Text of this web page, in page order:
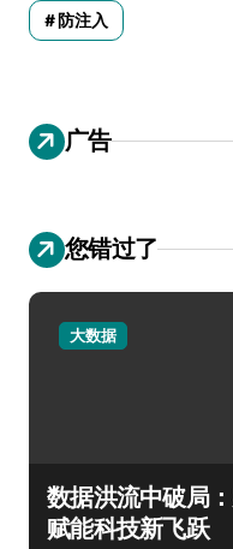
防注入
广告
您错过了
大数据
数据洪流中破局
赋能科技新飞跃